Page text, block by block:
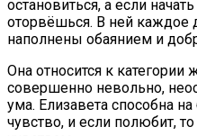
остановиться, а если
оторвёшься. В ней
наполнены обаянием и
Она относится к
совершенно невольно,
ума. Елизавета способна
чувство, и если полюбит,